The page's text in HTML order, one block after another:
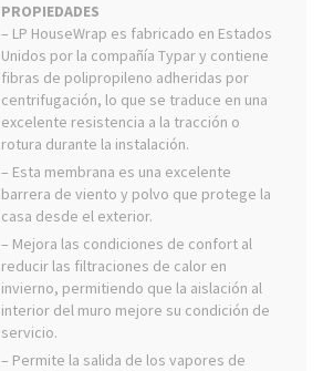
PROPIEDADES
– LP HouseWrap es fabricado en Estados
Unidos por la compañía Typar y contiene
fibras de polipropileno adheridas por
centrifugación, lo que se traduce en una
excelente resistencia a la tracción o
rotura durante la instalación.
– Esta membrana es una excelente
barrera de viento y polvo que protege la
casa desde el exterior.
– Mejora las condiciones de confort al
reducir las filtraciones de calor en
invierno, permitiendo que la aislación al
interior del muro mejore su condición de
servicio.
– Permite la salida de los vapores de